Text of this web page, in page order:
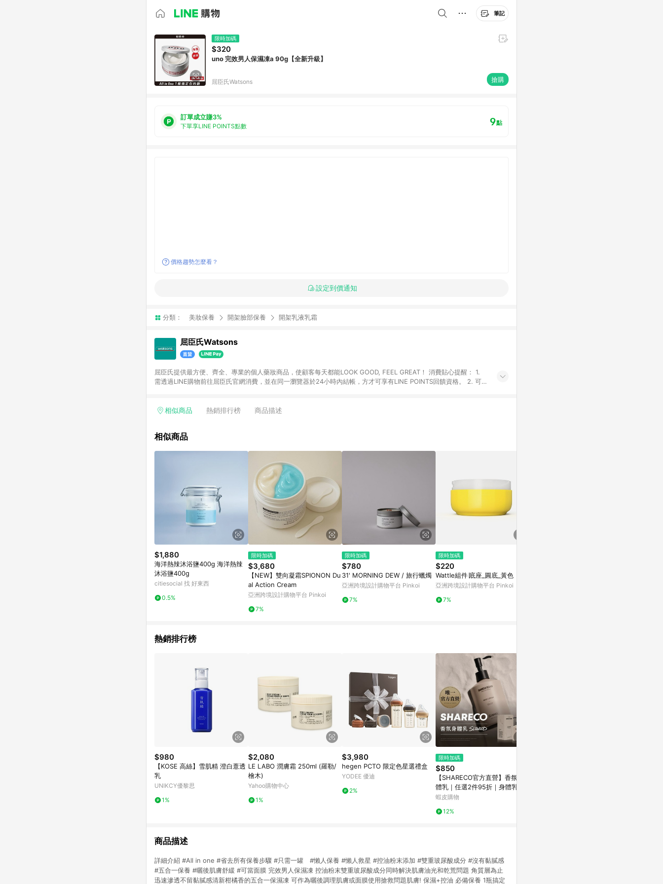
筆記
限時加碼
$320
uno 完效男人保濕凍a 90g【全新升級】
屈臣氏Watsons 搶購
訂單成立賺3%
下單享LINE POINTS點數 9點
價格趨勢怎麼看？
設定到價通知
分類： 美妝保養 開架臉部保養 開架乳液乳霜
屈臣氏Watsons
屈臣氏提供最方便、齊全、專業的個人藥妝商品，使顧客每天都能LOOK GOOD, FEEL GREAT！ 消費貼心提醒： 1.
需透過LINE購物前往屈臣氏官網消費，並在同一瀏覽器於24小時內結帳，方才可享有LINE POINTS回饋資格。 2. 可同
前後發送。5.屈臣氏保留365天訂單記錄，相關問題請於保留時間內聯絡客服中心，並由屈臣氏進行訂單資格確認。 6.
相似商品 熱銷排行榜 商品描述
相似商品
$1,880
海洋熱辣沐浴鹽400g 海洋熱辣
沐浴鹽400g
citiesocial 找 好東西
0.5%
限時加碼
$3,680
【NEW】雙向凝霜SPIONON Du
al Action Cream
亞洲跨境設計購物平台 Pinkoi
7%
限時加碼
$780
31' MORNING DEW / 旅行蠟燭
亞洲跨境設計購物平台 Pinkoi
7%
限時加碼
$220
Wattle組件∣底座_圓底_黃色
亞洲跨境設計購物平台 Pinkoi
7%
熱銷排行榜
$980
【KOSE 高絲】雪肌精 澄白薏透
乳
UNIKCY優黎思
1%
$2,080
LE LABO 潤膚霜 250ml (羅勒/
檜木)
Yahoo購物中心
1%
$3,980
hegen PCTO 限定色星選禮盒
YODEE 優迪
2%
限時加碼
$850
【SHARECO官方直營】香氛身
體乳｜任選2件95折｜身體乳液
保濕乳液 保濕身體乳
蝦皮購物
12%
商品描述
詳細介紹 #All in one #省去所有保養步驟 #只需一罐 #懶人保養 #懶人救星 #控油粉末添加 #雙重玻尿酸成分 #沒有黏膩感
#五合一保養 #曬後肌膚舒緩 #可當面膜 完效男人保濕凍 控油粉末雙重玻尿酸成分同時解決肌膚油光和乾荒問題 角質層為止
迅速滲透不留黏膩感清新柑橘香的五合一保濕凍 可作為曬後調理肌膚或面膜使用搶救問題肌膚! 保濕+控油 必備保養 1瓶搞定